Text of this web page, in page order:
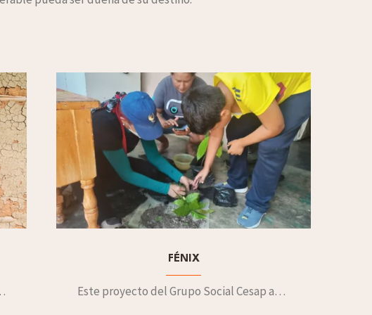
en 14 estados y 47 comunidades con la participación de seis asociadas.
FÉNIX
Este proyecto del Grupo Social Cesap acompaña a Personas Necesitadas de Protección Internacional (PNPI).